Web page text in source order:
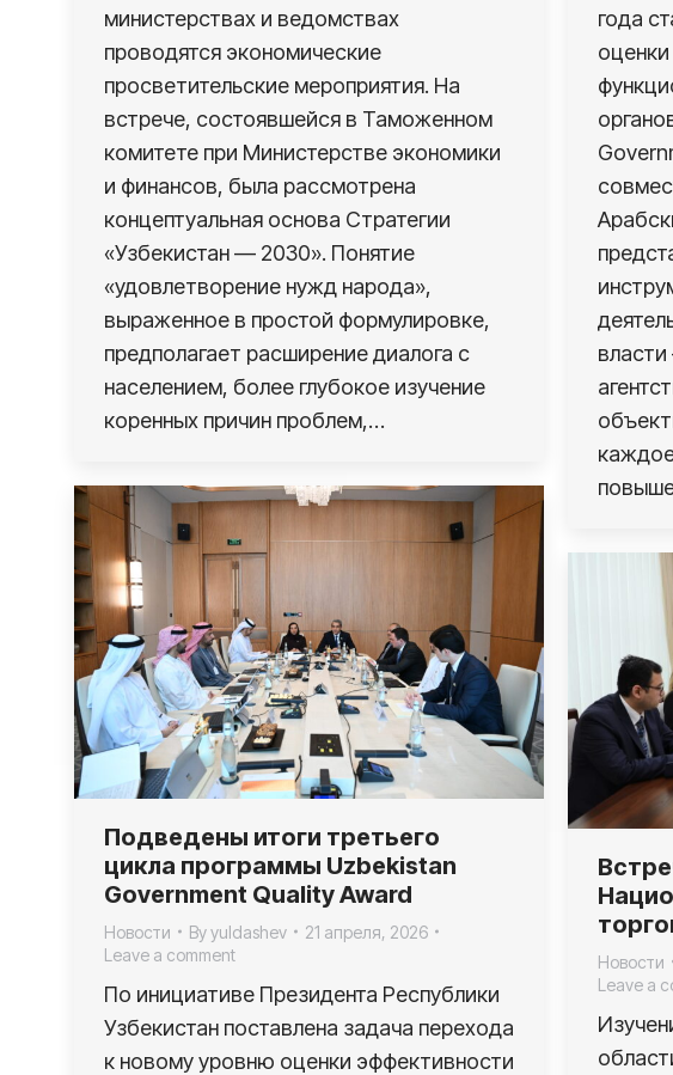
года
министерствах и ведомствах
проводятся экономические
просветительские мероприятия. На
встрече, состоявшейся в Таможенном
комитете при Министерстве экономики
и финансов, была рассмотрена
концептуальная основа Стратегии
«Узбекистан — 2030». Понятие
«удовлетворение нужд народа»,
выраженное в простой формулировке,
предполагает расширение диалога с
населением, более глубокое изучение
коренных причин проблем,…
Подведены итоги третьего
цикла программы Uzbekistan
Government Quality Award
Новости Byyuldashev
21 апреля, 2026
Leave a comment
По инициативе Президента Республики
Узбекистан поставлена задача перехода
к новому уровню оценки эффективности
Новости
Leave a